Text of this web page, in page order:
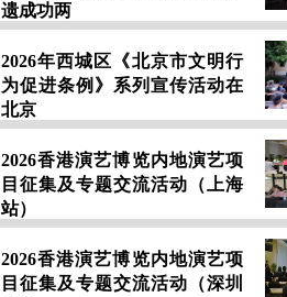
遗成功两
2026年西城区《北京市文明行
为促进条例》系列宣传活动在
北京
2026香港演艺博览内地演艺项
目征集及专题交流活动（上海
站）
2026香港演艺博览内地演艺项
目征集及专题交流活动（深圳